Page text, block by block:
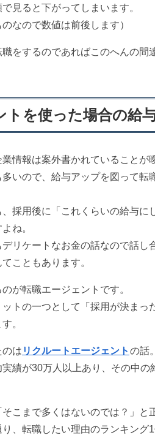
見ると下がってしまいます。
なので数値は前後します）
をするのであればこのへんの間
トを使った場合の給
情報は案外書かれていることが
いので、給与アップを図って転
採用後に「これくらいの給与に
ね。
リケートなお金の話なので話し
こともあります。
が転職エージェントです。
トの一つとして「採用が決まっ
。
のは リクルートエージェント の話。
績が30万人以上あり、その中の
そこまで多くはないのでは？」
り、転職したい理由のランキン